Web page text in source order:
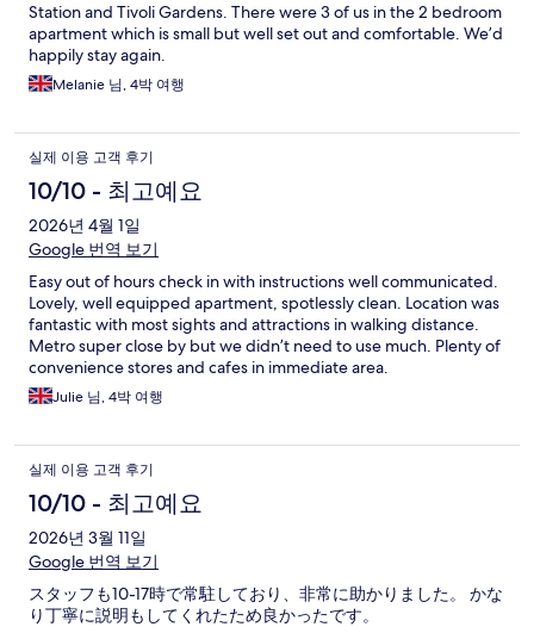
Station and Tivoli Gardens. There were 3 of us in the 2 bedroom
apartment which is small but well set out and comfortable. We’d
happily stay again.
Melanie 님, 4박 여행
실제 이용 고객 후기
10/10 - 최고예요
2026년 4월 1일
Google 번역 보기
Easy out of hours check in with instructions well communicated.
Lovely, well equipped apartment, spotlessly clean. Location was
fantastic with most sights and attractions in walking distance.
Metro super close by but we didn’t need to use much. Plenty of
convenience stores and cafes in immediate area.
Julie 님, 4박 여행
실제 이용 고객 후기
10/10 - 최고예요
2026년 3월 11일
Google 번역 보기
スタッフも10-17時で常駐しており、非常に助かりました。 かな
り丁寧に説明もしてくれたため良かったです。